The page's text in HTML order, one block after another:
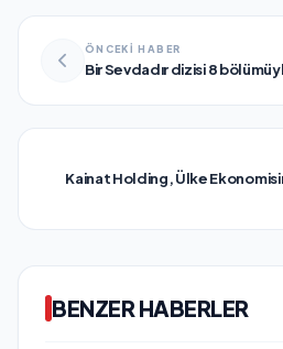
ÖNCEKİ HABER
Bir Sevdadır dizisi 8
Kainat Holding, Ülke
BENZER HABERLER